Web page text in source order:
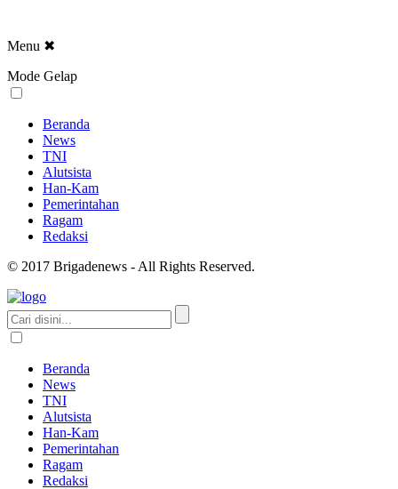
Menu ✖
Mode Gelap
Beranda
News
TNI
Alutsista
Han-Kam
Pemerintahan
Ragam
Redaksi
© 2017 Brigadenews - All Rights Reserved.
Beranda
News
TNI
Alutsista
Han-Kam
Pemerintahan
Ragam
Redaksi